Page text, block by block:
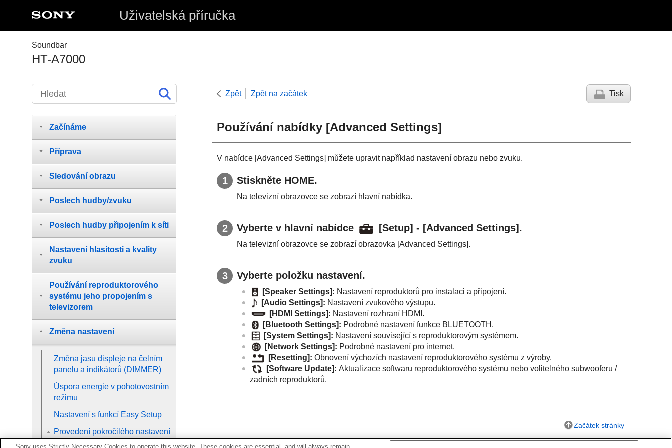
Uživatelská příručka
Soundbar
HT-A7000
Zpět Zpět na začátek Tisk
Používání nabídky [Advanced Settings]
V nabídce [Advanced Settings] můžete upravit například nastavení obrazu nebo zvuku.
Stiskněte HOME.
Na televizní obrazovce se zobrazí hlavní nabídka.
Vyberte v hlavní nabídce [Setup] - [Advanced Settings].
Na televizní obrazovce se zobrazí obrazovka [Advanced Settings].
Vyberte položku nastavení.
[Speaker Settings]: Nastavení reproduktorů pro instalaci a připojení.
[Audio Settings]: Nastavení zvukového výstupu.
[HDMI Settings]: Nastavení rozhraní HDMI .
[Bluetooth Settings]: Podrobné nastavení funkce BLUETOOTH .
[System Settings]: Nastavení související s reproduktorovým systémem.
[Network Settings]: Podrobné nastavení pro internet.
[Resetting]:Obnovení výchozích nastavení reproduktorového systému z výroby.
[Software Update]: Aktualizace softwaru reproduktorového systému nebo volitelného subwooferu /
zadních reproduktorů.
Začátek stránky
Začínáme
Příprava
Sledování obrazu
Poslech hudby/zvuku
Poslech hudby připojením k síti
Nastavení hlasitosti a kvality
zvuku
Používání reproduktorového
systému jeho propojením s
televizorem
Změna nastavení
Změna jasu displeje na čelním
panelu a indikátorů (DIMMER)
Úspora energie v pohotovostním
režimu
Nastavení s funkcí Easy Setup
Provedení pokročilého nastavení